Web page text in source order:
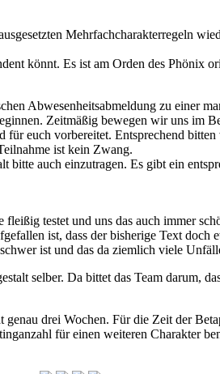
Mehrfachcharakterregeln
könnt. Es ist am Orden des Phönix
Abwesenheitsabmeldung zu einer
Zeitmäßig bewegen wir uns im
euch vorbereitet. Entsprechend
ist kein Zwang.
bitte auch einzutragen. Es gibt ein
testet und uns das auch immer
ist, dass der bisherige Text doch
ist und das da ziemlich viele
selber. Da bittet das Team darum,
drei Wochen. Für die Zeit der
für einen weiteren Charakter